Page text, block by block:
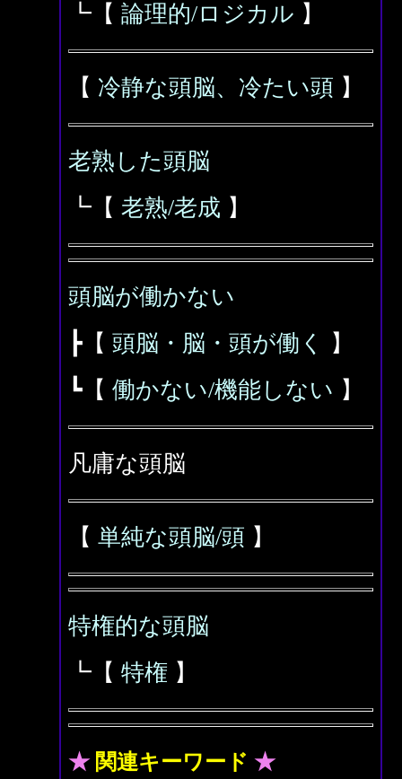
┗【 論理的/ロジカル 】
【 冷静な頭脳、冷たい頭 】
老熟した頭脳
┗【 老熟/老成 】
頭脳が働かない
┣【 頭脳・脳・頭が働く
】
┗【 働かない/機能しない 】
凡庸な頭脳
【 単純な頭脳/頭 】
特権的な頭脳
┗【 特権 】
★ 関連キーワード ★